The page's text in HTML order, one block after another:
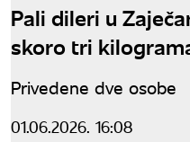
Pali dileri u
skoro tri
Privedene dve osobe
01.06.2026. 16:08